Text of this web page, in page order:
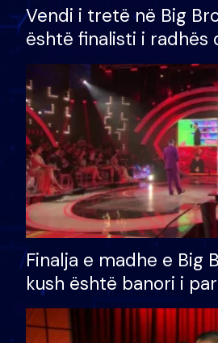
Vendi i tretë në Big
është finalisti i radhës
Finalja e madhe e Big
kush është banori i
shtëpinë dhe humb
të fituar çmimin e